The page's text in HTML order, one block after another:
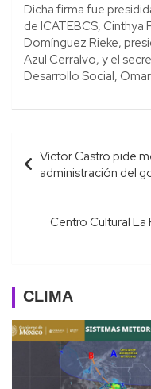
Dicha firma fue
de ICATEBCS, Cinthya
Domínguez Rieke,
Azul Cerralvo, y el
Desarrollo Social,
Navegación
de
entradas
Víctor Castro pide
administración del
Centro Cultural
CLIMA